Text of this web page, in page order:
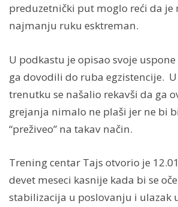
preduzetnički put moglo reći da je
najmanju ruku esktreman.
U podkastu je opisao svoje
ga dovodili do ruba egzistencije.
trenutku se našalio rekavši da ga
grejanja nimalo ne plaši jer ne bi
“preživeo” na takav način.
Trening centar Tajs otvorio je
devet meseci kasnije kada bi se
stabilizacija u poslovanju i ulazak